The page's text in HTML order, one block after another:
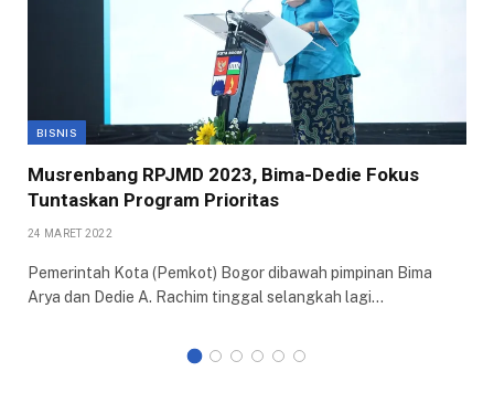
BISNIS
Musrenbang RPJMD 2023, Bima-Dedie Fokus
Tuntaskan Program Prioritas
24 MARET 2022
Pemerintah Kota (Pemkot) Bogor dibawah pimpinan Bima
Arya dan Dedie A. Rachim tinggal selangkah lagi…